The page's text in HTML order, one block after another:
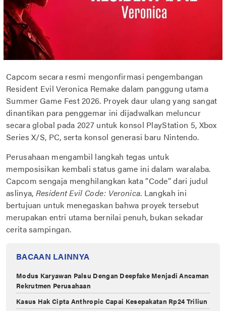
Capcom secara resmi mengonfirmasi pengembangan
Resident Evil Veronica Remake dalam panggung utama
Summer Game Fest 2026. Proyek daur ulang yang sangat
dinantikan para penggemar ini dijadwalkan meluncur
secara global pada 2027 untuk konsol PlayStation 5, Xbox
Series X/S, PC, serta konsol generasi baru Nintendo.
Perusahaan mengambil langkah tegas untuk
memposisikan kembali status game ini dalam waralaba.
Capcom sengaja menghilangkan kata “Code” dari judul
aslinya, Resident Evil Code: Veronica. Langkah ini
bertujuan untuk menegaskan bahwa proyek tersebut
merupakan entri utama bernilai penuh, bukan sekadar
cerita sampingan.
BACAAN LAINNYA
Modus Karyawan Palsu Dengan Deepfake Menjadi Ancaman
Rekrutmen Perusahaan
Kasus Hak Cipta Anthropic Capai Kesepakatan Rp24 Triliun